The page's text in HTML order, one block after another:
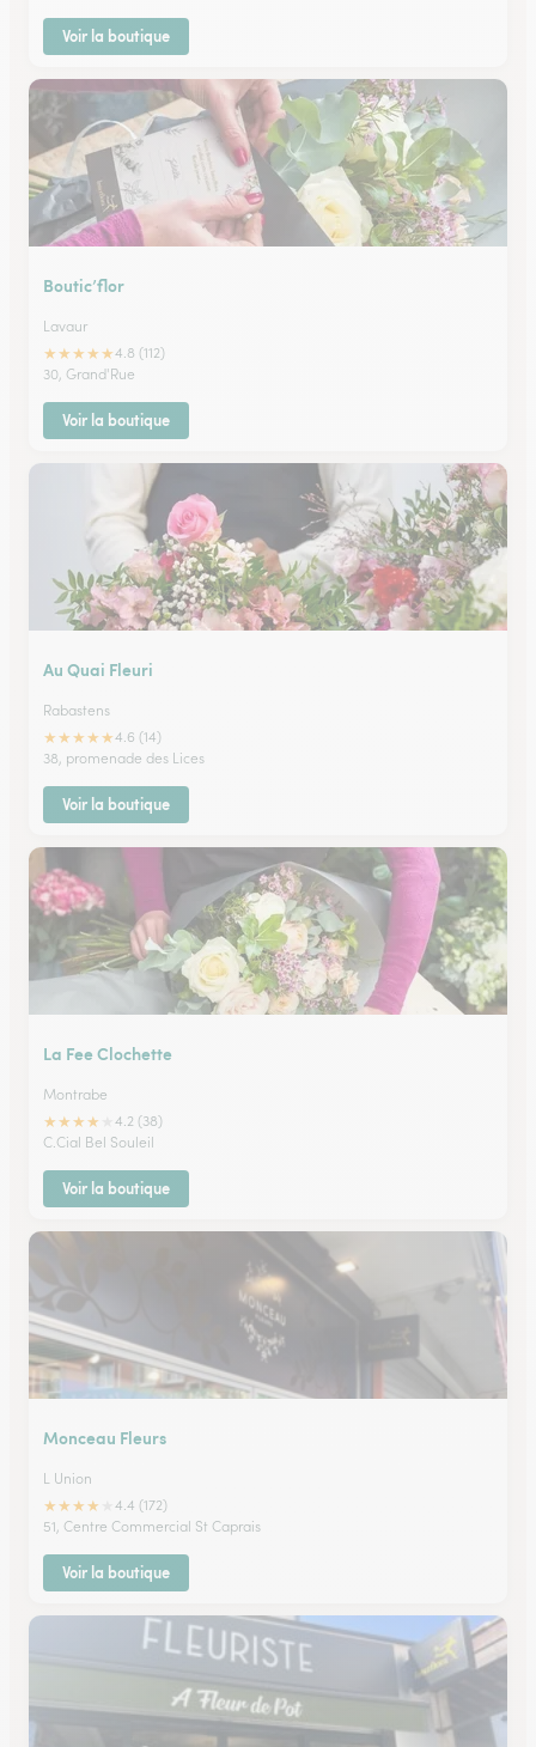
Voir la boutique
Boutic’flor
Lavaur
★★★★★4.8 (112)
30, Grand'Rue
Voir la boutique
Au Quai Fleuri
Rabastens
★★★★★4.6 (14)
38, promenade des Lices
Voir la boutique
La Fee Clochette
Montrabe
★★★★
4.2 (38)
C.Cial Bel Souleil
Voir la boutique
Monceau Fleurs
L Union
★★★★
4.4 (172)
51, Centre Commercial St Caprais
Voir la boutique